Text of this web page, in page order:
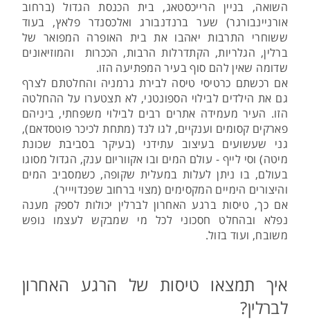
השואה, בניין הרייכסטאג, בית הכנסת הגדול (ברחוב
אורניינבורגר) שער ברנדנבורג ואלכסנדר פלאץ, בעוד
ששוחרי התרבות יאהבו את בית האופרה המפואר של
ברלין, הגלריות, הקתדרלות הרבות, הככרות והמוזיאונים
שדומה שאין להם סוף בעיר המפתיעה הזו.
אם רכשתם כרטיסי טיסה לבירת גרמניה והחלטתם לצרף
גם את הילדים לבילוי הספונטני, לא תצטערו על ההחלטה
הזו. העיר מעמידה אתרים רבים לבילוי משפחתי, ביניהם
פארקים קסומים וענקיים, לגו לנד (מתחת לכיכר פוטסדאם),
גני שעשועים בעיצוב עתידני (בעיקר בסביבת שכונת
מיטה) וסי לייף - עולם המים ובו אקווריום ענק, הגדול מסוגו
בעולם, בו ניתן לעלות במעלית שקופה, כשמסביב המים
והיצורים הימיים המקסימים (מצוי ברחוב שפנדויייר).
אם כך, טיסות ברגע האחרון לברלין יכולות לספק מענה
נפלא ובהחלט חסכוני לכל מי שמבקש לעצמו נופש
משובח, ועוד בזול.
איך תמצאו טיסות של הרגע האחרון
לברלין?